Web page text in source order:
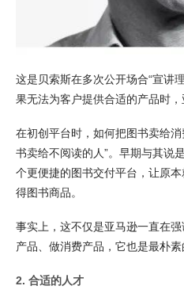
这是贝索斯在多次公开场合“宣讲
果无法为客户提供合适的产品时，
在初创平台时，如何把图书卖给
书卖给不阅读的人”。早期与其说
个更便捷的图书交付平台，让原
得图书商品。
事实上，这不仅是亚马逊一直在
产品、做消费产品，它也是最朴素
2. 合适的人才